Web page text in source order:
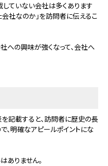
ていない会社は多くあります
会社なのか」を訪問者に伝えるこ
への興味が強くなって、会社へ
記載すると、訪問者に歴史の長
、明確なアピールポイントにな
ありません。